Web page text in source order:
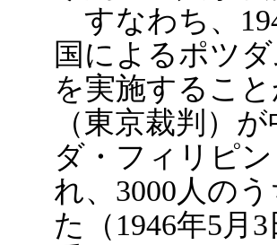
すなわち、
国によるポツ
を実施するこ
（東京裁判）
ダ・フィリピ
れ、3000人の
た（1946年5月